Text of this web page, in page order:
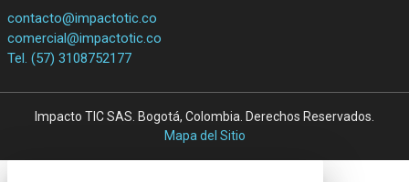
contacto@impactotic.co
comercial@impactotic.co
Tel. (57) 3108752177
Impacto TIC SAS. Bogotá, Colombia. Derechos Reservados.
Mapa del Sitio